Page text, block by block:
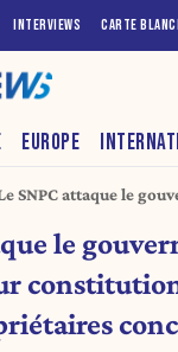
INTERVIEWS CARTE
EUROPE
SNPC attaque le
concernés
le